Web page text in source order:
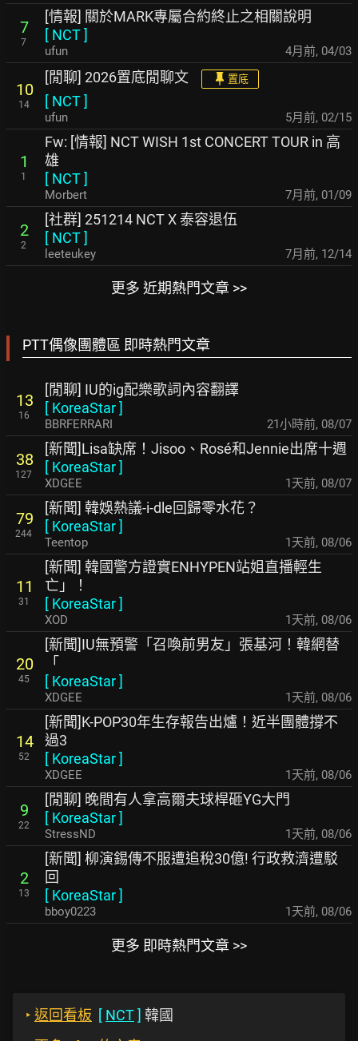
7
7
[情報] 關於MARK專屬合約終止之相關說明
[ NCT]
ufun 4月前, 04/03
10
14
[閒聊] 2026置底閒聊文 置底
[ NCT]
ufun 5月前, 02/15
1
1
Fw: [情報] NCT WISH 1st CONCERT TOUR in 高
雄
[ NCT]
Morbert 7月前, 01/09
2
2
[社群] 251214 NCT X 泰容退伍
[ NCT]
leeteukey 7月前, 12/14
更多 近期熱門文章 >>
PTT偶像團體區 即時熱門文章
13
16
[閒聊] IU的ig配樂歌詞內容翻譯
[ KoreaStar]
BBRFERRARI 21小時前, 08/07
38
127
[新聞]Lisa缺席！Jisoo、Rosé和Jennie出席十週
[ KoreaStar]
XDGEE 1天前, 08/07
79
244
[新聞] 韓娛熱議-i-dle回歸零水花？
[ KoreaStar]
Teentop 1天前, 08/06
11
31
[新聞] 韓國警方證實ENHYPEN站姐直播輕生
亡」！
[ KoreaStar]
XOD 1天前, 08/06
20
45
[新聞]IU無預警「召喚前男友」張基河！韓網替
「
[ KoreaStar]
XDGEE 1天前, 08/06
14
52
[新聞]K-POP30年生存報告出爐！近半團體撐不
過3
[ KoreaStar]
XDGEE 1天前, 08/06
9
22
[閒聊] 晚間有人拿高爾夫球桿砸YG大門
[ KoreaStar]
StressND 1天前, 08/06
2
13
[新聞] 柳演錫傳不服遭追稅30億! 行政救濟遭駁
回
[ KoreaStar]
bboy0223 1天前, 08/06
更多 即時熱門文章 >>
‣ 返回看板 [ NCT] 韓國